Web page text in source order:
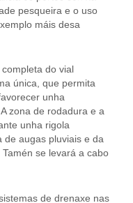
pesqueira e o uso
máis desa
do vial
única, que permita
unha
zona de rodadura e a
unha rigola
de augas pluviais e da
se levará a cabo
de drenaxe nas